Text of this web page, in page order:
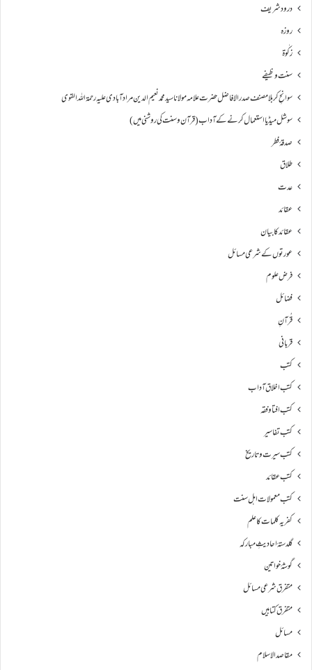
درود شریف
روزہ
زکٰوۃ
سنت وظیفے
سوانحِ كربلا مصنف صدر الافاضل حضرت علامہ مولانا سید محمد نعیم الدین مراد آبادی علیہ رحمۃ اللہ القوی
سوشل میڈیا استعمال کرنے کے آداب (قرآن و سنت کی روشنی میں)
صدقۂ فطر
طلاق
عدت
عقائد
عقائد کا بیان
عورتوں کے شرعی مسائل
فرض علوم
فضائل
قُرآنِ
قربانی
کتب
کتب اخلاق آداب
کتب افتا و فقہ
کتب تفاسیر
کتب سیرت و تاریخ
کتب عقائد
کتب معمولات اہل سنت
کفریہ کلمات کا علم
گلدستۂ احادیثِ مبارکہ
گوشۂ خواتین
متفرق شرعی مسائل
متفرق کتابیں
مسائل
مقاصد الاسلام